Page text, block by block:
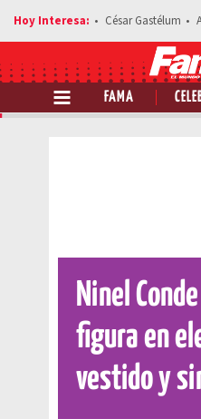
César Gastélum
FAMA
Ninel
figura en
vestido y